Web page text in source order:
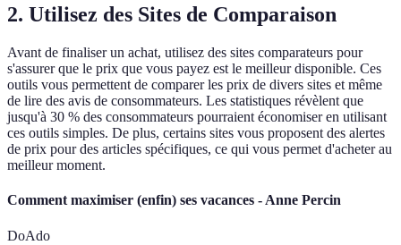
2. Utilisez des Sites de Comparaison
Avant de finaliser un achat, utilisez des sites comparateurs pour
s'assurer que le prix que vous payez est le meilleur disponible. Ces
outils vous permettent de comparer les prix de divers sites et même
de lire des avis de consommateurs. Les statistiques révèlent que
jusqu'à 30 % des consommateurs pourraient économiser en utilisant
ces outils simples. De plus, certains sites vous proposent des alertes
de prix pour des articles spécifiques, ce qui vous permet d'acheter au
meilleur moment.
Comment maximiser (enfin) ses vacances - Anne Percin
DoAdo